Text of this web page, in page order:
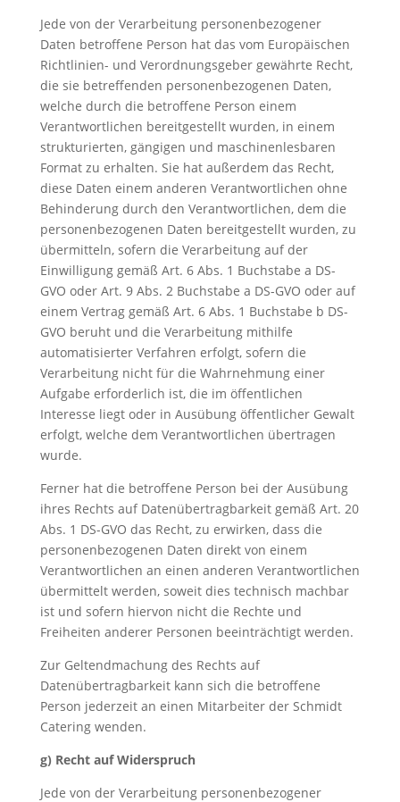
Jede von der Verarbeitung personenbezogener
Daten betroffene Person hat das vom Europäischen
Richtlinien- und Verordnungsgeber gewährte Recht,
die sie betreffenden personenbezogenen Daten,
welche durch die betroffene Person einem
Verantwortlichen bereitgestellt wurden, in einem
strukturierten, gängigen und maschinenlesbaren
Format zu erhalten. Sie hat außerdem das Recht,
diese Daten einem anderen Verantwortlichen ohne
Behinderung durch den Verantwortlichen, dem die
personenbezogenen Daten bereitgestellt wurden, zu
übermitteln, sofern die Verarbeitung auf der
Einwilligung gemäß Art. 6 Abs. 1 Buchstabe a DS-
GVO oder Art. 9 Abs. 2 Buchstabe a DS-GVO oder auf
einem Vertrag gemäß Art. 6 Abs. 1 Buchstabe b DS-
GVO beruht und die Verarbeitung mithilfe
automatisierter Verfahren erfolgt, sofern die
Verarbeitung nicht für die Wahrnehmung einer
Aufgabe erforderlich ist, die im öffentlichen
Interesse liegt oder in Ausübung öffentlicher Gewalt
erfolgt, welche dem Verantwortlichen übertragen
wurde.
Ferner hat die betroffene Person bei der Ausübung
ihres Rechts auf Datenübertragbarkeit gemäß Art. 20
Abs. 1 DS-GVO das Recht, zu erwirken, dass die
personenbezogenen Daten direkt von einem
Verantwortlichen an einen anderen Verantwortlichen
übermittelt werden, soweit dies technisch machbar
ist und sofern hiervon nicht die Rechte und
Freiheiten anderer Personen beeinträchtigt werden.
Zur Geltendmachung des Rechts auf
Datenübertragbarkeit kann sich die betroffene
Person jederzeit an einen Mitarbeiter der Schmidt
Catering wenden.
g) Recht auf Widerspruch
Jede von der Verarbeitung personenbezogener